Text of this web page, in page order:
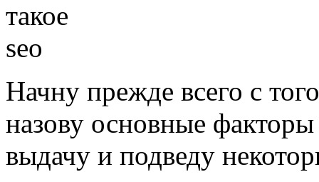
Начну прежде всего с
назову основные
выдачу и подведу